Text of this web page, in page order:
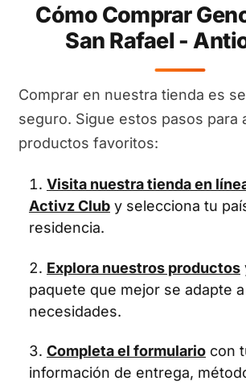
Cómo Comprar
San Rafael -
Comprar en nuestra tienda es
seguro. Sigue estos pasos para
productos favoritos:
Visita nuestra tienda en
Activz Club y selecciona tu
residencia.
Explora nuestros productos
paquete que mejor se adapte
necesidades.
Completa el formulario con
información de entrega,